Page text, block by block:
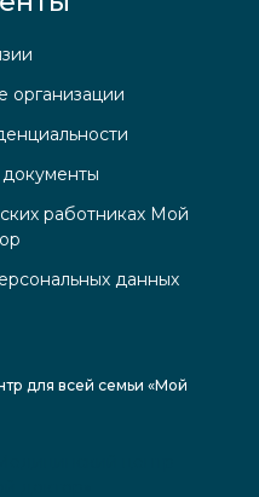
организации
работниках Мой
данных
для всей семьи «Мой